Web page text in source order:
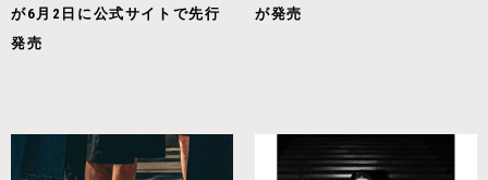
が6月2日に公式サイトで先行
発売
が発売